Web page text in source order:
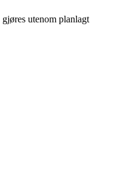
utenom planlagt